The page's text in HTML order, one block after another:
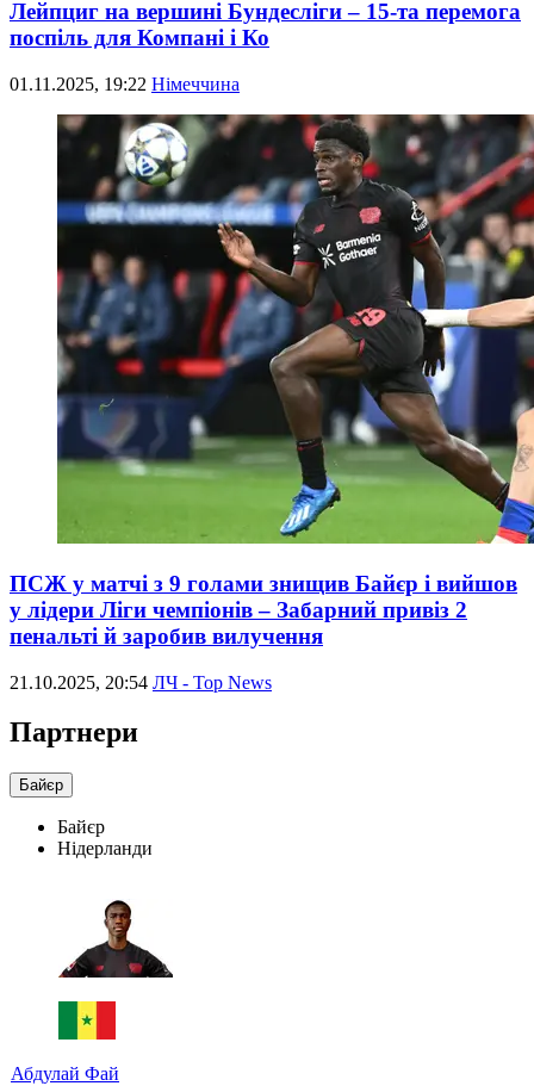
Лейпциг на вершині Бундесліги – 15-та перемога
поспіль для Компані і Ко
01.11.2025, 19:22 Німеччина
ПСЖ у матчі з 9 голами знищив Байєр і вийшов
у лідери Ліги чемпіонів – Забарний привіз 2
пенальті й заробив вилучення
21.10.2025, 20:54 ЛЧ - Top News
Партнери
Байєр
Байєр
Нідерланди
Абдулай Фай